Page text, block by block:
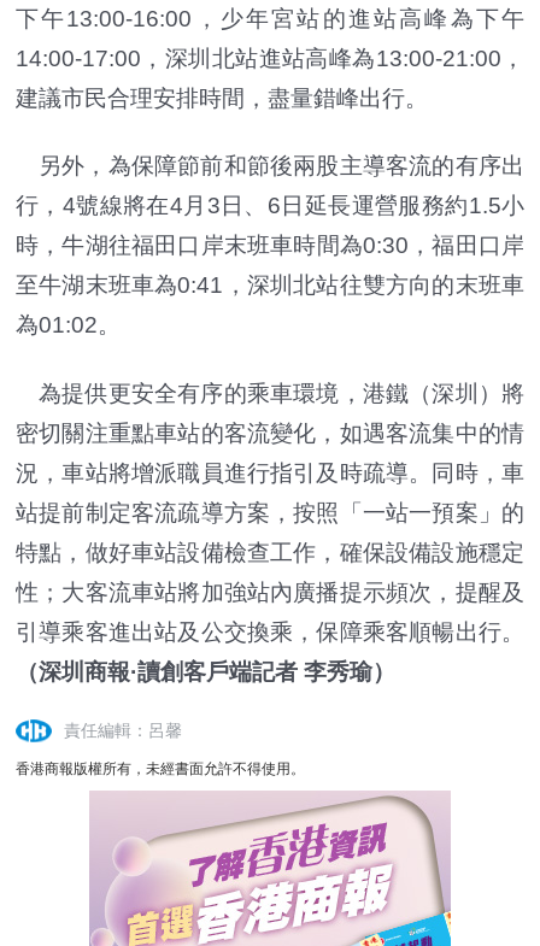
下午13:00-16:00，少年宮站的進站高峰為下午
14:00-17:00，深圳北站進站高峰為13:00-21:00，
建議市民合理安排時間，盡量錯峰出行。
另外，為保障節前和節後兩股主導客流的有序出
行，4號線將在4月3日、6日延長運營服務約1.5小
時，牛湖往福田口岸末班車時間為0:30，福田口岸
至牛湖末班車為0:41，深圳北站往雙方向的末班車
為01:02。
為提供更安全有序的乘車環境，港鐵（深圳）將
密切關注重點車站的客流變化，如遇客流集中的情
況，車站將增派職員進行指引及時疏導。同時，車
站提前制定客流疏導方案，按照「一站一預案」的
特點，做好車站設備檢查工作，確保設備設施穩定
性；大客流車站將加強站內廣播提示頻次，提醒及
引導乘客進出站及公交換乘，保障乘客順暢出行。
（深圳商報·讀創客戶端記者 李秀瑜）
責任編輯：呂馨
香港商報版權所有，未經書面允許不得使用。